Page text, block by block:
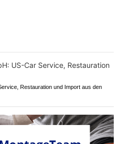
Restauration und Import aus den